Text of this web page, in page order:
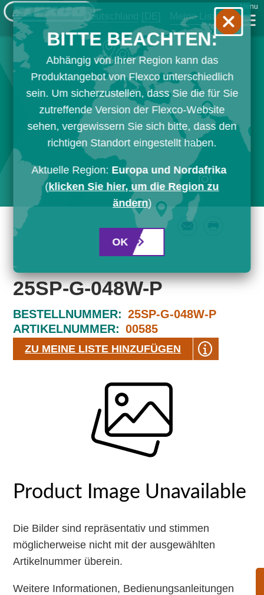
Deutschland [DE] Meine Liste
Menu
25SP-G-048W-P
BESTELLNUMMER: 25SP-G-048W-P
ARTIKELNUMMER: 00585
ZU MEINE LISTE HINZUFÜGEN
Die Bilder sind repräsentativ und stimmen
möglicherweise nicht mit der ausgewählten
Artikelnummer überein.
Weitere Informationen, Bedienungsanleitungen
BITTE BEACHTEN:
Abhängig von Ihrer Region kann das
Produktangebot von Flexco unterschiedlich
sein. Um sicherzustellen, dass Sie die für Sie
zutreffende Version der Flexco-Website
sehen, vergewissern Sie sich bitte, dass den
richtigen Standort eingestellt haben.
Aktuelle Region: Europa und Nordafrika
(klicken Sie hier, um die Region zu
ändern)
OK